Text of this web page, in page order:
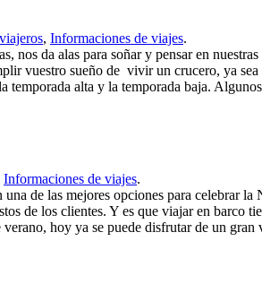
, Informaciones de viajes.
nos da alas para soñar y pensar en
vuestro sueño de vivir un crucero, ya
alta y la temporada baja.
Informaciones de viajes.
de las mejores opciones para celebrar
de los clientes. Y es que viajar en
hoy ya se puede disfrutar de un